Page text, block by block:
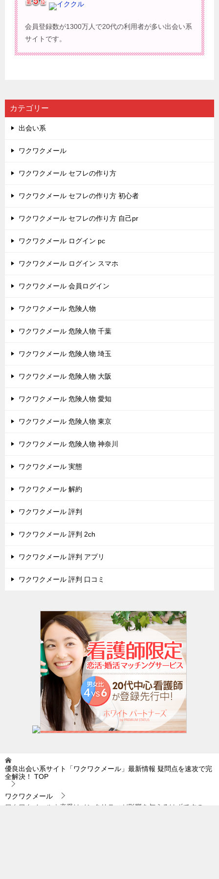
イククル
会員登録数が1300万人で20代の利用者が多い出会い系
サイトです。
カテゴリー
出会い系
ワクワクメール
ワクワクメール セフレの作り方
ワクワクメール セフレの作り方 初心者
ワクワクメール セフレの作り方 自己pr
ワクワクメール ログイン pc
ワクワクメール ログイン スマホ
ワクワクメール 会員ログイン
ワクワクメール 危険人物
ワクワクメール 危険人物 千葉
ワクワクメール 危険人物 埼玉
ワクワクメール 危険人物 大阪
ワクワクメール 危険人物 愛知
ワクワクメール 危険人物 東京
ワクワクメール 危険人物 神奈川
ワクワクメール 実態
ワクワクメール 解約
ワクワクメール 評判
ワクワクメール 評判 2ch
ワクワクメール 評判 アプリ
ワクワクメール 評判 口コミ
優良出会い系サイト「ワクワクメール」最新情報 疑問点を速攻で完
全解決！
TOP
ワクワクメール
ワクワクメール｜恋愛はメンタリティが影響を与えるはずですの